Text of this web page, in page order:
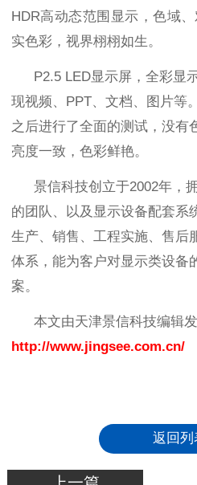
HDR高动态范围显示，色域
实色彩，视界栩栩如生。
P2.5 LED显示屏，全彩显
现视频、PPT、文档、图片等
之后进行了全面的测试，没有
亮度一致，色彩鲜艳。
景信科技创立于2002年，
的团队、以及显示设备配套系
生产、销售、工程实施、售后
体系，能为客户对显示类设备
案。
本文由天津景信科技编辑
http://www.jingsee.com.cn/
返回列